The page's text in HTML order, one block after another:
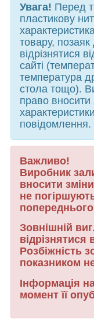
Увага! Перед
пластикову
товару,
відрізнятися
сайті
температура
стола тощо).
право вносити
повідомлення.
Важливо!
Виробник
вносити
не
Зовнішній
відрізнятися
Розбіжність
показником
Інформація
момент її